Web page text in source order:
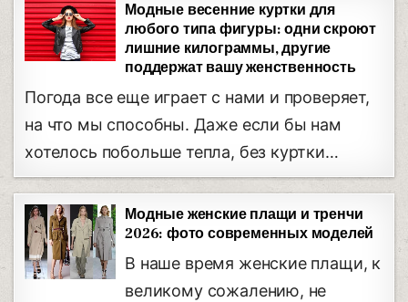
Модные весенние куртки для
любого типа фигуры: одни скроют
лишние килограммы, другие
поддержат вашу женственность
Погода все еще играет с нами и проверяет,
на что мы способны. Даже если бы нам
хотелось побольше тепла, без куртки…
Модные женские плащи и тренчи
2026: фото современных моделей
В наше время женские плащи, к
великому сожалению, не